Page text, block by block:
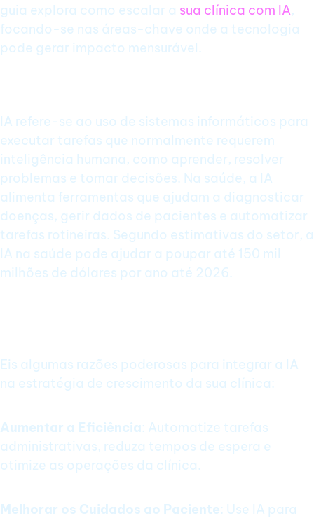
guia explora como escalar a sua clínica com IA,
focando-se nas áreas-chave onde a tecnologia
pode gerar impacto mensurável.
IA refere-se ao uso de sistemas informáticos para
executar tarefas que normalmente requerem
inteligência humana, como aprender, resolver
problemas e tomar decisões. Na saúde, a IA
alimenta ferramentas que ajudam a diagnosticar
doenças, gerir dados de pacientes e automatizar
tarefas rotineiras. Segundo estimativas do setor, a
IA na saúde pode ajudar a poupar até 150 mil
milhões de dólares por ano até 2026.
Eis algumas razões poderosas para integrar a IA
na estratégia de crescimento da sua clínica:
Aumentar a Eficiência: Automatize tarefas
administrativas, reduza tempos de espera e
otimize as operações da clínica.
Melhorar os Cuidados ao Paciente: Use IA para